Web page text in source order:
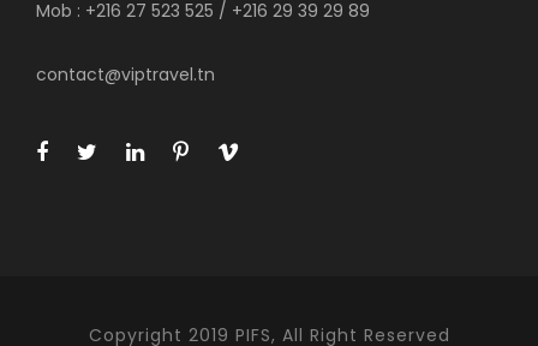
Mob : +216 27 523 525 / +216 29 39 29 89
contact@viptravel.tn
Copyright 2019 PIFS, All Right Reserved